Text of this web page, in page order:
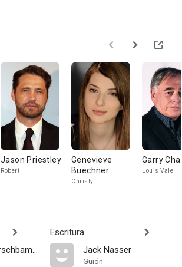
Jason Priestley
Robert
Genevieve
Buechner
Christy
Garry
Louis Vale
George Erschbamer
Escritura
Jack Nasser
Guión